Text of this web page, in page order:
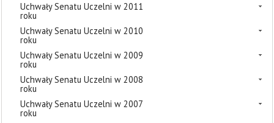
Uchwały Senatu Uczelni w 2011
roku
Uchwały Senatu Uczelni w 2010
roku
Uchwały Senatu Uczelni w 2009
roku
Uchwały Senatu Uczelni w 2008
roku
Uchwały Senatu Uczelni w 2007
roku